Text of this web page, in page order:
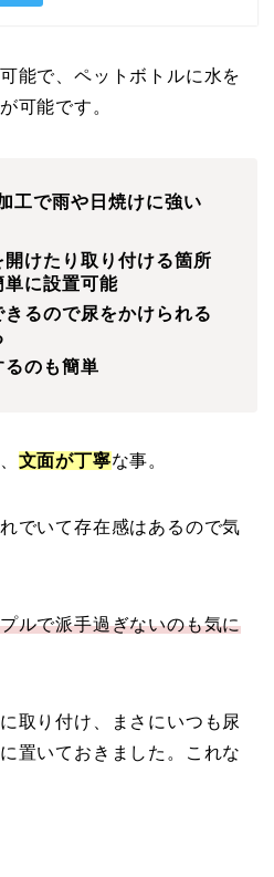
能で、ペットボトルに水を
可能です。
工で雨や日焼けに強い
けたり取り付ける箇所
単に設置可能
るので尿をかけられる
のも簡単
文面が丁寧な事。
でいて存在感はあるので気
ルで派手過ぎないのも気に
取り付け、まさにいつも尿
置いておきました。これな